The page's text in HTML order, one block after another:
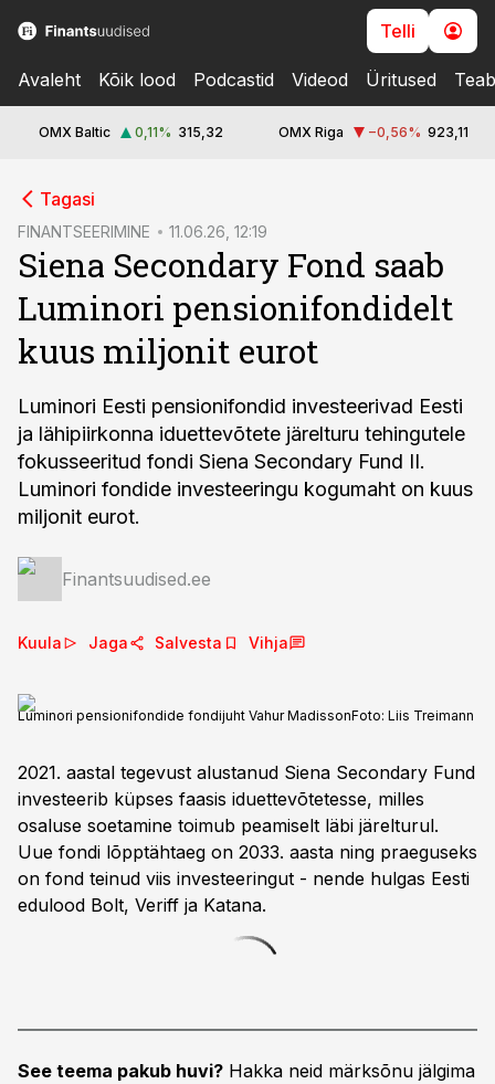
Telli
Avaleht Kõik lood Podcastid Videod Üritused
OMX Baltic 0,11% 315,32 OMX Riga −0,56% 923,11
Tagasi
FINANTSEERIMINE 11.06.26, 12:19
Siena Secondary Fond saab
Luminori pensionifondidelt
kuus miljonit eurot
Luminori Eesti pensionifondid investeerivad Eesti
ja lähipiirkonna iduettevõtete järelturu tehingutele
fokusseeritud fondi Siena Secondary Fund II.
Luminori fondide investeeringu kogumaht on kuus
miljonit eurot.
Finantsuudised.ee
Kuula Jaga Salvesta Vihja
Luminori pensionifondide fondijuht Vahur MadissonFoto: Liis Treimann
2021. aastal tegevust alustanud Siena Secondary Fund
investeerib küpses faasis iduettevõtetesse, milles
osaluse soetamine toimub peamiselt läbi järelturul.
Uue fondi lõpptähtaeg on 2033. aasta ning praeguseks
on fond teinud viis investeeringut - nende hulgas Eesti
edulood Bolt, Veriff ja Katana.
See teema pakub huvi? Hakka neid märksõnu jälgima